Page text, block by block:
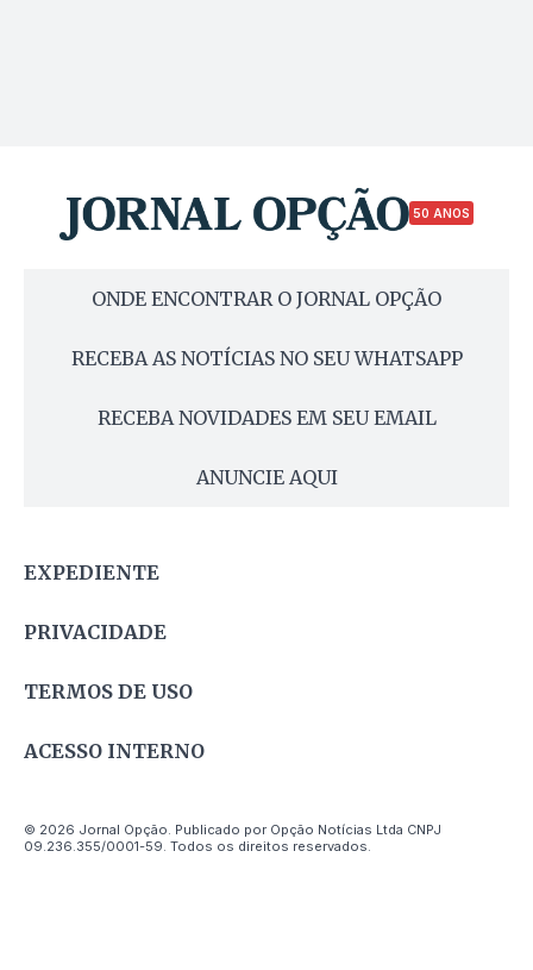
50 ANOS
ONDE ENCONTRAR O JORNAL OPÇÃO
RECEBA AS NOTÍCIAS NO SEU WHATSAPP
RECEBA NOVIDADES EM SEU EMAIL
ANUNCIE AQUI
EXPEDIENTE
PRIVACIDADE
TERMOS DE USO
ACESSO INTERNO
© 2026 Jornal Opção. Publicado por Opção Notícias Ltda CNPJ
09.236.355/0001-59. Todos os direitos reservados.